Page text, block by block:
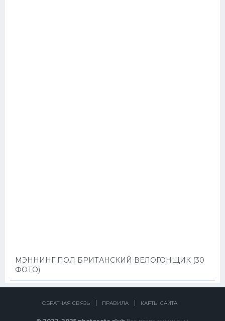
МЭННИНГ ПОЛ БРИТАНСКИЙ ВЕЛОГОНЩИК (30
ФОТО)
ОБРАТНАЯ СВЯЗЬ ПРАВИЛА КАРТЫ САЙТА